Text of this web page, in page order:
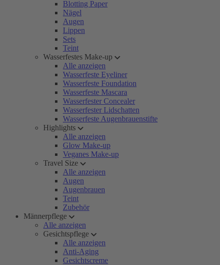
Blotting Paper
Nägel
Augen
Lippen
Sets
Teint
Wasserfestes Make-up
Alle anzeigen
Wasserfeste Eyeliner
Wasserfeste Foundation
Wasserfeste Mascara
Wasserfester Concealer
Wasserfester Lidschatten
Wasserfeste Augenbrauenstifte
Highlights
Alle anzeigen
Glow Make-up
Veganes Make-up
Travel Size
Alle anzeigen
Augen
Augenbrauen
Teint
Zubehör
Männerpflege
Alle anzeigen
Gesichtspflege
Alle anzeigen
Anti-Aging
Gesichtscreme